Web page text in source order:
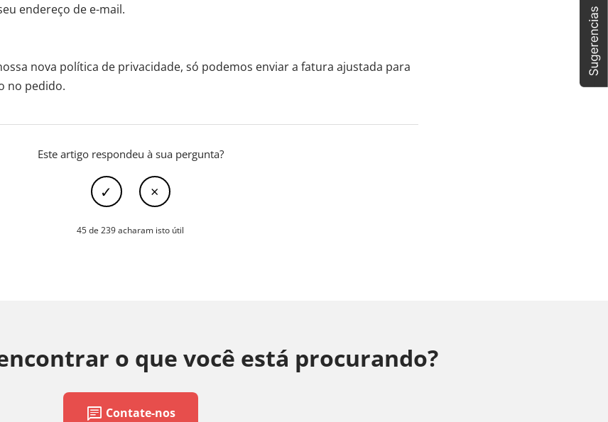
endereço de e-mail.
nova política de privacidade, só podemos enviar a fatura ajustada para
no pedido.
Este artigo respondeu à sua pergunta?
45 de 239 acharam isto útil
o que você está procurando?
chat Contate-nos